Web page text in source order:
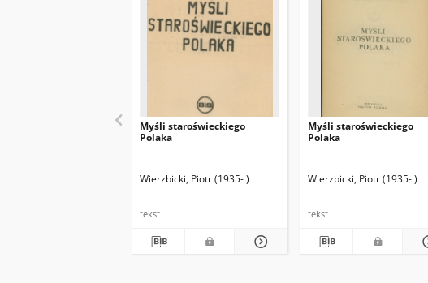
Myśli staroświeckiego
Polaka
Wierzbicki, Piotr (1935- )
tekst
Myśli staroświeckiego
Polaka
Wierzbicki, Piotr (1935- )
tekst